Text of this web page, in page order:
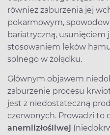
również zaburzenia jej
pokarmowym,
bariatryczną, usunięciem
stosowaniem leków
solnego w żołądku.
Głównym objawem
zaburzenie procesu
jest z niedostateczną
czerwonych. Prowadzi to
anemiizłośliwej